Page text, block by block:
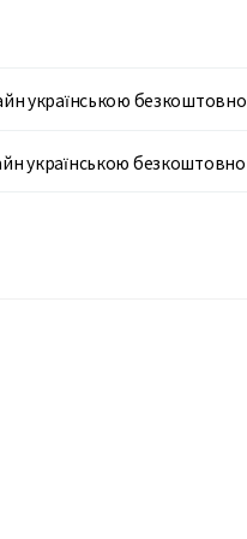
українською безкоштовно
українською безкоштовно